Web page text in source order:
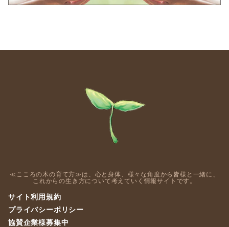
≪こころの木の育て方≫は、心と身体、様々な角度から皆様と一緒に、
これからの生き方について考えていく情報サイトです。
サイト利用規約
プライバシーポリシー
協賛企業様募集中